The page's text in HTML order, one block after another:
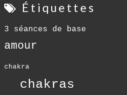
Étiquettes
3 séances de base
amour
chakra
chakras